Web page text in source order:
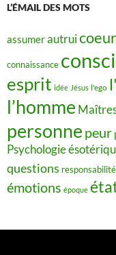
L’ÉMAIL DES MOTS
assumerautruicoeur
connaissance
esprit idée Jésus l'ego
l’homme
personne peur
Psychologie
questions responsabilité
émotions époque